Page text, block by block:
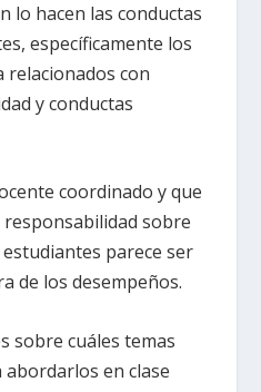
lo hacen las conductas
específicamente los
relacionados con
y conductas
coordinado y que
sobre
parece ser
de los desempeños.
sobre cuáles temas
en clase